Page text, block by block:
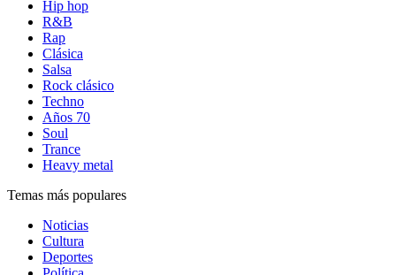
Hip hop
R&B
Rap
Clásica
Salsa
Rock clásico
Techno
Años 70
Soul
Trance
Heavy metal
Temas más populares
Noticias
Cultura
Deportes